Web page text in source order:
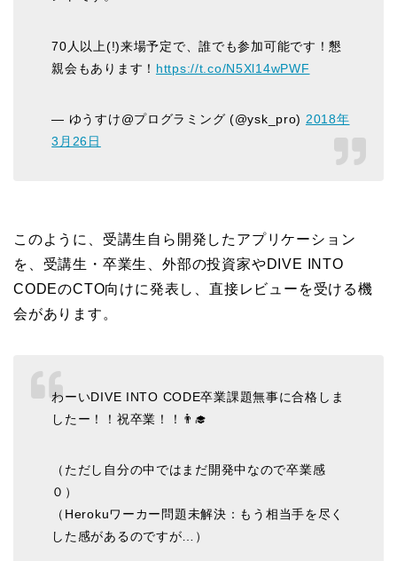
70人以上(!)来場予定で、誰でも参加可能です！懇
親会もあります！ https://t.co/N5Xl14wPWF
— ゆうすけ@プログラミング (@ysk_pro) 2018年
3月26日
このように、受講生自ら開発したアプリケーション
を、受講生・卒業生、外部の投資家やDIVE INTO
CODEのCTO向けに発表し、直接レビューを受ける機
会があります。
わーいDIVE INTO CODE卒業課題無事に合格しま
したー！！祝卒業！！👨‍🎓
（ただし自分の中ではまだ開発中なので卒業感
０）
（Herokuワーカー問題未解決：もう相当手を尽く
した感があるのですが…）